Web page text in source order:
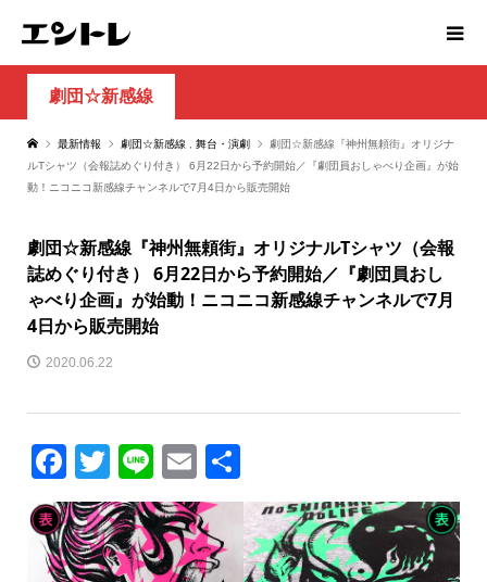
劇団☆新感線
最新情報 劇団☆新感線 舞台・演劇
劇団☆新感線『神州無頼街』オリジナ
ルTシャツ（会報誌めぐり付き） 6月22日から予約開始／『劇団員おしゃべり企画』が始
動！ニコニコ新感線チャンネルで7月4日から販売開始
劇団☆新感線『神州無頼街』オリジナルTシャツ（会報
誌めぐり付き） 6月22日から予約開始／『劇団員おし
ゃべり企画』が始動！ニコニコ新感線チャンネルで7月
4日から販売開始
2020.06.22
Facebook
Twitter
LineEmail
有